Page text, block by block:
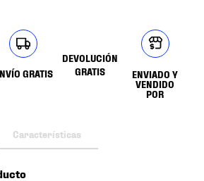
GRATIS
DEVOLUCIÓN
GRATIS
ENVIADO Y
VENDIDO
POR
Características